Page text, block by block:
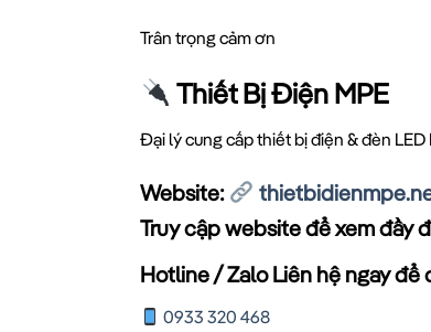
Trân trọng cảm ơn
Thiết Bị Điện MPE
Đại lý cung cấp thiết bị điện & đèn LED
Website:
Truy cập website để xem đầy
Hotline / Zalo Liên hệ ngay
0933 320 468